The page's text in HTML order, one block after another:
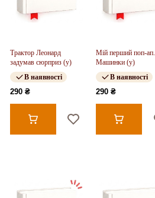
Трактор Леонард
задумав сюрприз (у)
В наявності
290 ₴
Мій перший поп-ап.
Машинки (у)
В наявності
290 ₴